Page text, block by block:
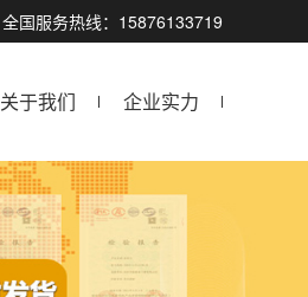
全国服务热线：15876133719
关于我们 企业实力